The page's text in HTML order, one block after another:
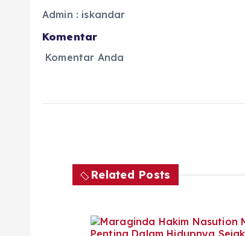
Admin : iskandar
Komentar
Komentar Anda
Related Posts